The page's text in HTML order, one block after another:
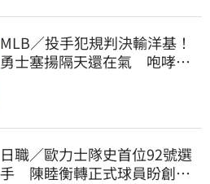
MLB／投手犯規判決輸洋基！
勇士塞揚隔天還在氣 咆哮裁
日職／歐力士隊史首位92號選
手 陳睦衡轉正式球員盼創造